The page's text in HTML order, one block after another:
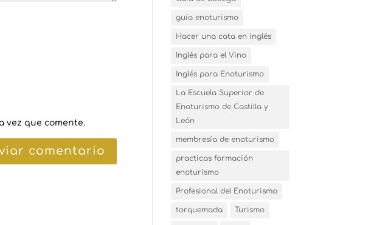
vez que comente.
guía enoturismo
Hacer una cata en inglés
Inglés para el Vino
Inglés para Enoturismo
La Escuela Superior de
Enoturismo de Castilla y
León
membresía de enoturismo
practicas formación
enoturismo
Profesional del Enoturismo
torquemada Turismo